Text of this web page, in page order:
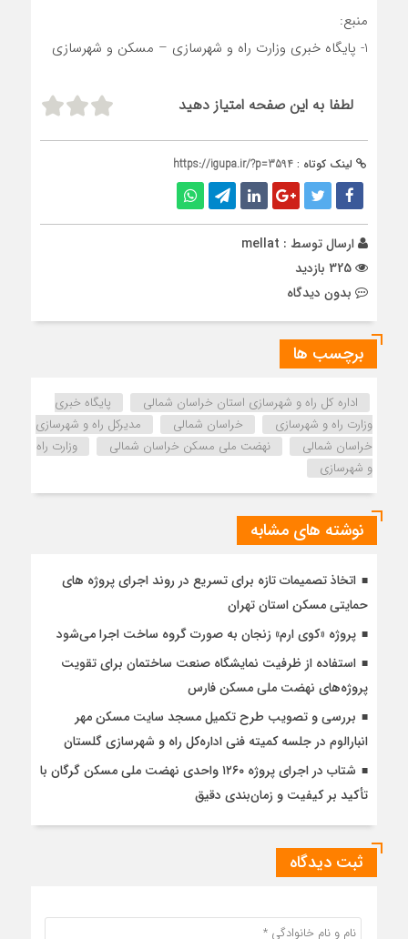
منبع:
1- پایگاه خبری وزارت راه و شهرسازی – مسکن و شهرسازی
لطفا به این صفحه امتیاز دهید
لینک کوتاه : https://igupa.ir/?p=3594
ارسال توسط : mellat
بدون دیدگاه
برچسب ها
اداره كل راه و شهرسازي استان خراسان شمالي
پایگاه خبری
وزارت راه و شهرسازی
خراسان شمالی
مدیرکل راه و شهرسازی
خراسان شمالی
نهضت ملی مسکن خراسان شمالی
وزارت راه
و شهرسازی
نوشته های مشابه
اتخاذ تصمیمات تازه برای تسریع در روند اجرای پروژه های
حمایتی مسکن استان تهران
پروژه «کوی ارم» زنجان به صورت گروه ساخت اجرا می‌شود
استفاده از ظرفیت نمایشگاه صنعت ساختمان برای تقویت
پروژه‌های نهضت ملی مسکن فارس
بررسی و تصویب طرح تکمیل مسجد سایت مسکن مهر
انبارالوم در جلسه کمیته فنی اداره‌کل راه و شهرسازی گلستان
شتاب در اجرای پروژه ۱۲۶۰ واحدی نهضت ملی مسکن گرگان با
تأکید بر کیفیت و زمان‌بندی دقیق
ثبت دیدگاه